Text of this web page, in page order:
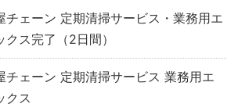
チェーン 定期清掃サービス・業務用エ
ス完了（2日間）
チェーン 定期清掃サービス 業務用エ
クス